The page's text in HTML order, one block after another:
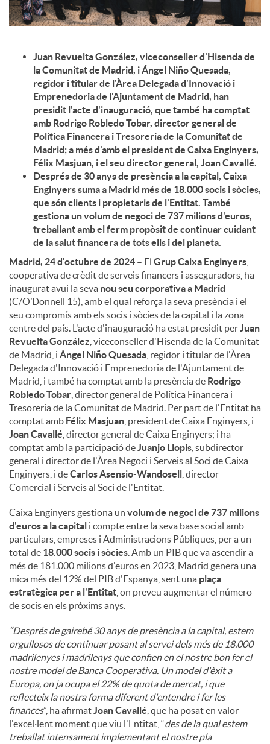
i
s
Juan Revuelta González, viceconseller d'Hisenda de
la Comunitat de Madrid, i Ángel Niño Quesada,
regidor i titular de l'Àrea Delegada d'Innovació i
Emprenedoria de l'Ajuntament de Madrid, han
presidit l'acte d'inauguració, que també ha comptat
amb Rodrigo Robledo Tobar, director general de
Política Financera i Tresoreria de la Comunitat de
Madrid; a més d'amb el president de Caixa Enginyers,
Félix Masjuan, i el seu director general, Joan Cavallé.
Després de 30 anys de presència a la capital, Caixa
Enginyers suma a Madrid més de 18.000 socis i sòcies,
que són clients i propietaris de l'Entitat. També
gestiona un volum de negoci de 737 milions d'euros,
treballant amb el ferm propòsit de continuar cuidant
de la salut financera de tots ells i del planeta.
Madrid, 24 d'octubre de 2024 – El Grup Caixa Enginyers
cooperativa de crèdit de serveis financers i asseguradors, ha
inaugurat avui la seva nou seu corporativa a Madrid
(C/O’Donnell 15), amb el qual reforça la seva presència i el
seu compromís amb els socis i sòcies de la capital i la zona
centre del país. L'acte d'inauguració ha estat presidit perJuan
Revuelta González , viceconseller d'Hisenda de la Comunitat
de Madrid, i Ángel Niño Quesada , regidor i titular de l'Àrea
Delegada d'Innovació i Emprenedoria de l'Ajuntament de
Madrid, i també ha comptat amb la presència de Rodrigo
Robledo Tobar , director general de Política Financera i
Tresoreria de la Comunitat de Madrid. Per part de l'Entitat ha
comptat amb Félix Masjuan , president de Caixa Enginyers, i
Joan Cavallé , director general de Caixa Enginyers; i ha
comptat amb la participació deJuanjo Llopis , subdirector
general i director de l'Àrea Negoci i Serveis al Soci de Caixa
Enginyers, i deCarlos Asensio-Wandosell , director
Comercial i Serveis al Soci de l'Entitat.
Caixa Enginyers gestiona un volum de negoci de 737 milions
d'euros a la capital i compte entre la seva base social amb
particulars, empreses i Administracions Públiques, per a un
total de 18.000 socis i sòcies. Amb un PIB que va ascendir a
més de 181.000 milions d'euros en 2023, Madrid genera una
mica més del 12% del PIB d'Espanya, sent una plaça
estratègica per a l'Entitat , on preveu augmentar el número
de socis en els pròxims anys.
“Després de gairebé 30 anys de presència a la capital, estem
orgullosos de continuar posant al servei dels més de 18.000
madrilenyes i madrilenys que confien en el nostre bon fer el
nostre model de Banca Cooperativa. Un model d'èxit a
Europa, on ja ocupa el 22% de quota de mercat, i que
reflecteix la nostra forma diferent d'entendre i fer les
finances”, ha afirmatJoan Cavallé , que ha posat en valor
l'excel·lent moment que viu l'Entitat, “des de la qual estem
treballat intensament implementant el nostre pla